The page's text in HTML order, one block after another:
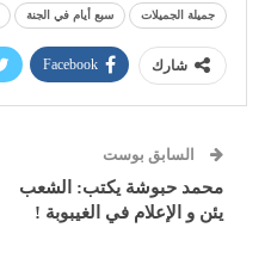
جميلة الجميلات سبع أيام في الجنة
شارك Facebook
السابق بوست
محمد حبوشة يكتب: الشعب
يئن و الإعلام في الغيبوبة !